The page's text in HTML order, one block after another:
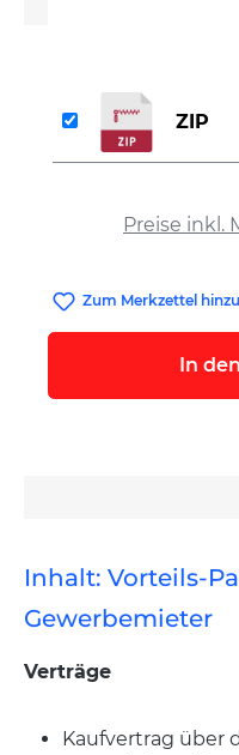
Preise inkl.
ZIP
Zum Merkzettel
In
Inhalt: Vorteils-
Gewerbemieter
Verträge
Kaufvertrag über